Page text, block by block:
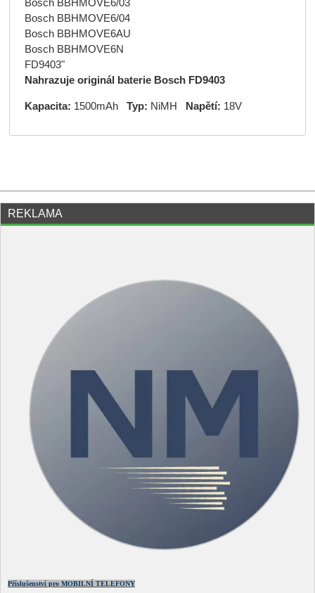
Bosch BBHMOVE6/03
Bosch BBHMOVE6/04
Bosch BBHMOVE6AU
Bosch BBHMOVE6N
FD9403"
Nahrazuje originál baterie Bosch FD9403
Kapacita: 1500mAh Typ: NiMH Napětí: 18V
REKLAMA
Příslušenství pro MOBILNÍ TELEFONY